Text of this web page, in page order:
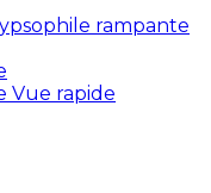
Vue rapide